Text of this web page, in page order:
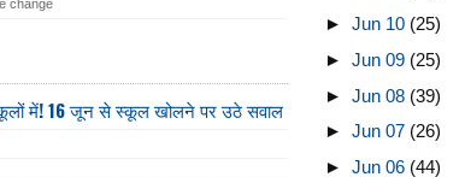
change
में! 16 जून से स्कूल खोलने पर उठे सवाल
► Jun 10 (25)
► Jun 09 (25)
► Jun 08 (39)
► Jun 07 (26)
► Jun 06 (44)